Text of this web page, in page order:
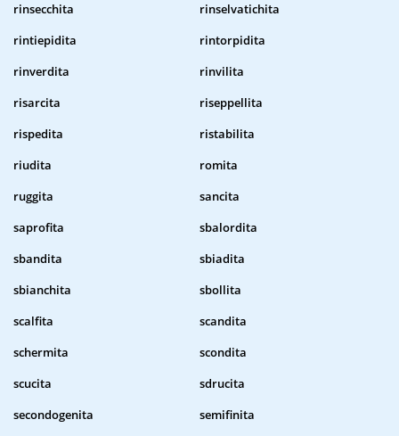
rinsecchita
rinselvatichita
rintiepidita
rintorpidita
rinverdita
rinvilita
risarcita
riseppellita
rispedita
ristabilita
riudita
romita
ruggita
sancita
saprofita
sbalordita
sbandita
sbiadita
sbianchita
sbollita
scalfita
scandita
schermita
scondita
scucita
sdrucita
secondogenita
semifinita